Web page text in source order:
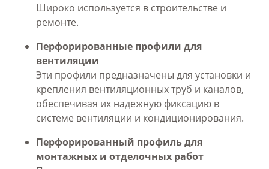
Широко используется в строительстве и
ремонте.
Перфорированные профили для
вентиляции
Эти профили предназначены для установки и
крепления вентиляционных труб и каналов,
обеспечивая их надежную фиксацию в
системе вентиляции и кондиционирования.
Перфорированный профиль для
монтажных и отделочных работ